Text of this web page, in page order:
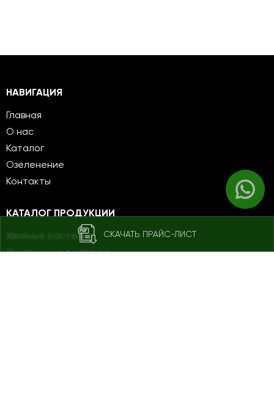
НАВИГАЦИЯ
Главная
О нас
Каталог
Озеленение
Контакты
КАТАЛОГ ПРОДУКЦИИ
Хвойные растения
Лиственные растения
СКАЧАТЬ ПРАЙС-ЛИСТ